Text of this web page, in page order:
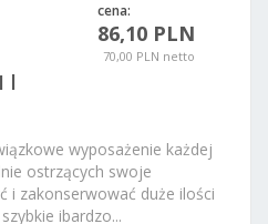
cena:
86,10 PLN
70,00 PLN netto
l
wyposażenie każdej
ostrzących swoje
i zakonserwować duże ilości
ibardzo...